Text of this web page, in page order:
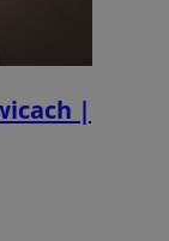
|